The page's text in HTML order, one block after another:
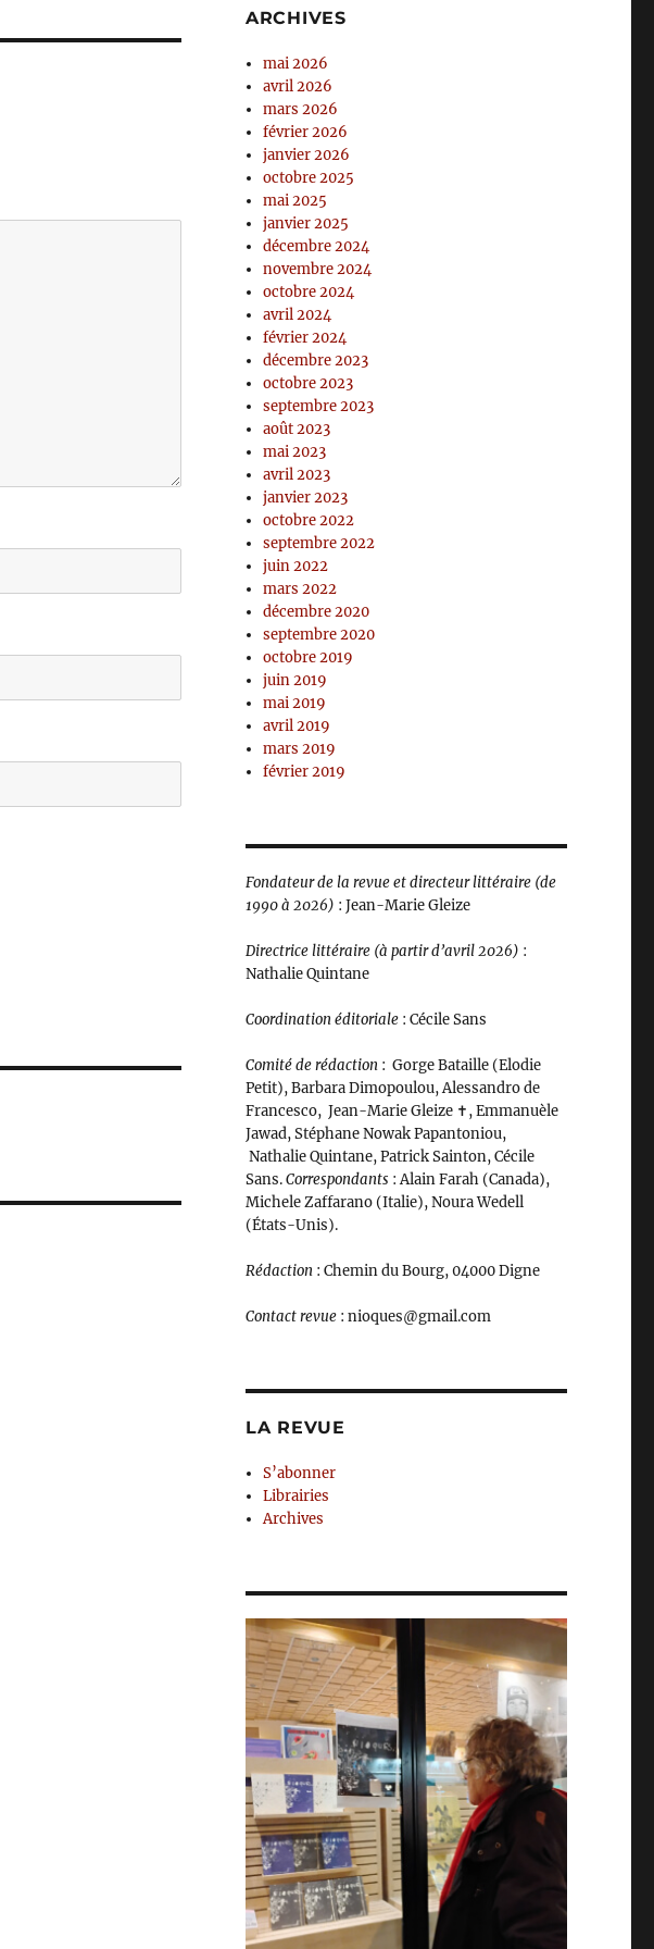
ARCHIVES
mai 2026
avril 2026
mars 2026
février 2026
janvier 2026
octobre 2025
mai 2025
janvier 2025
décembre 2024
novembre 2024
octobre 2024
avril 2024
février 2024
décembre 2023
octobre 2023
septembre 2023
août 2023
mai 2023
avril 2023
janvier 2023
octobre 2022
septembre 2022
juin 2022
mars 2022
décembre 2020
septembre 2020
octobre 2019
juin 2019
mai 2019
avril 2019
mars 2019
février 2019
Fondateur de la revue et directeur littéraire (de
1990 à 2026) : Jean-Marie Gleize
Directrice littéraire (à partir d’avril 2026) :
Nathalie Quintane
Coordination éditoriale: Cécile Sans
Comité de rédaction: Gorge Bataille (Elodie
Petit), Barbara Dimopoulou, Alessandro de
Francesco, Jean-Marie Gleize ‪✝︎, Emmanuèle
Jawad, Stéphane Nowak Papantoniou,
Nathalie Quintane, Patrick Sainton, Cécile
Sans.Correspondants : Alain Farah (Canada),
Michele Zaffarano (Italie), Noura Wedell
(États-Unis).
Rédaction: Chemin du Bourg, 04000 Digne
Contact revue: nioques@gmail.com
LA REVUE
S’abonner
Librairies
Archives